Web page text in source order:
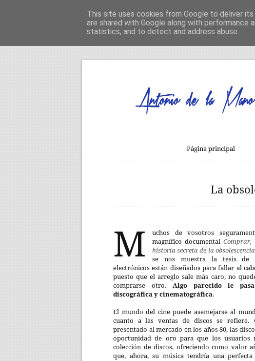
Página principal
La
M
uchos de vosotros
magnífico documental
historia secreta de la
se nos muestra la tesis de
electrónicos están diseñados para fallar al
puesto que el arreglo sale más caro, no
comprarse otro. Algo parecido le
discográfica y cinematográfica.
El mundo del cine puede asemejarse al
cuanto a las ventas de discos se refiere.
presentado al mercado en los años 80, las
oportunidad de oro para que los usuarios
colección de discos, ofreciendo como valor
que, ahora, su música tendría una
This site uses cookies from Google to deliver
are shared with Google along with
statistics, and to detect and address abuse.